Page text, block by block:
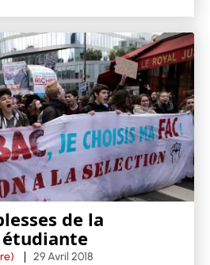
de la
29 Avril 2018